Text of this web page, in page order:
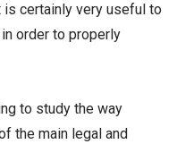
is certainly very useful to
order to properly
to study the way
the main legal and